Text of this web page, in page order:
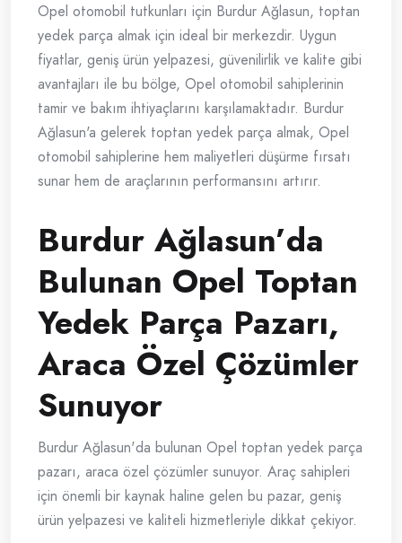
Opel otomobil tutkunları için Burdur Ağlasun, toptan
yedek parça almak için ideal bir merkezdir. Uygun
fiyatlar, geniş ürün yelpazesi, güvenilirlik ve kalite gibi
avantajları ile bu bölge, Opel otomobil sahiplerinin
tamir ve bakım ihtiyaçlarını karşılamaktadır. Burdur
Ağlasun'a gelerek toptan yedek parça almak, Opel
otomobil sahiplerine hem maliyetleri düşürme fırsatı
sunar hem de araçlarının performansını artırır.
Burdur Ağlasun’da
Bulunan Opel Toptan
Yedek Parça Pazarı,
Araca Özel Çözümler
Sunuyor
Burdur Ağlasun'da bulunan Opel toptan yedek parça
pazarı, araca özel çözümler sunuyor. Araç sahipleri
için önemli bir kaynak haline gelen bu pazar, geniş
ürün yelpazesi ve kaliteli hizmetleriyle dikkat çekiyor.